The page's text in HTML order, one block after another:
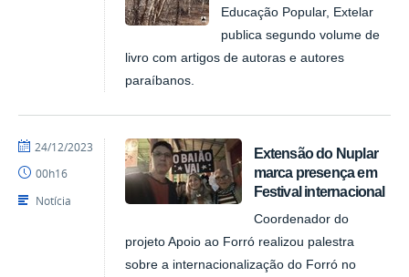
Educação Popular, Extelar
publica segundo volume de
livro com artigos de autoras e autores
paraíbanos.
Extensão do Nuplar
marca presença em
Festival internacional
Coordenador do
projeto Apoio ao Forró realizou palestra
sobre a internacionalização do Forró no
por
publicado
24/12/2023
00h16
Notícia